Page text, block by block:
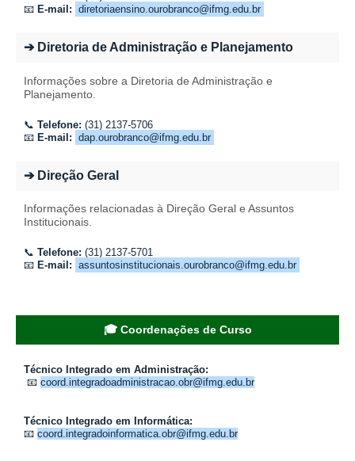
📧 E-mail: diretoriaensino.ourobranco@ifmg.edu.br
➔ Diretoria de Administração e Planejamento
Informações sobre a Diretoria de Administração e
Planejamento
📞 Telefone: (31) 2137-5706
📧 E-mail: dap.ourobranco@ifmg.edu.br
➔ Direção Geral
Informações relacionadas à Direção Geral e Assuntos
Institucionais.
📞 Telefone: (31) 2137-5701
📧 E-mail: assuntosinstitucionais.ourobranco@ifmg.edu.br
🎓 Coordenações de Curso
Técnico Integrado em Administração:
📧 coord.integradoadministracao.obr@ifmg.edu.br
Técnico Integrado em Informática:
📧 coord.integradoinformatica.obr@ifmg.edu.br